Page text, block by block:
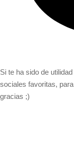
Si te ha sido de
sociales favoritas,
gracias ;)